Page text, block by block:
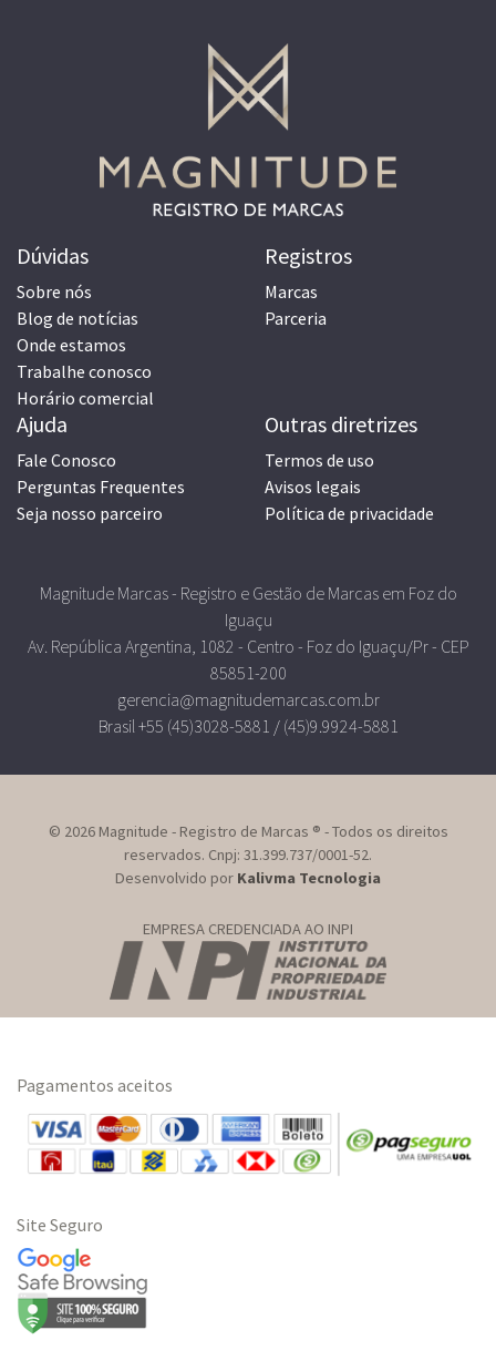
Dúvidas
Sobre nós
Blog de notícias
Onde estamos
Trabalhe conosco
Horário comercial
Registros
Marcas
Parceria
Ajuda
Fale Conosco
Perguntas Frequentes
Seja nosso parceiro
Outras diretrizes
Termos de uso
Avisos legais
Política de privacidade
Magnitude Marcas - Registro e Gestão de Marcas em Foz do
Iguaçu
Av. República Argentina, 1082 - Centro - Foz do Iguaçu/Pr - CEP
85851-200
gerencia@magnitudemarcas.com.br
Brasil +55 (45)3028-5881 / (45)9.9924-5881
© 2026 Magnitude - Registro de Marcas ® - Todos os direitos
reservados. Cnpj: 31.399.737/0001-52.
Desenvolvido por Kalivma Tecnologia
EMPRESA CREDENCIADA AO INPI
Pagamentos aceitos
Site Seguro